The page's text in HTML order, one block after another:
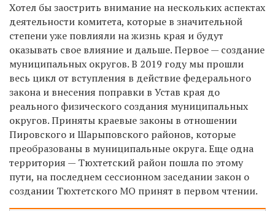
Хотел бы заострить внимание на нескольких аспектах
деятельности комитета, которые в значительной
степени уже повлияли на жизнь края и будут
оказывать свое влияние и дальше. Первое — создание
муниципальных округов. В 2019 году мы прошли
весь цикл от вступления в действие федерального
закона и внесения поправки в Устав края до
реального физического создания муниципальных
округов. Приняты краевые законы в отношении
Пировского и Шарыповского районов, которые
преобразованы в муниципальные округа. Еще одна
территория — Тюхтетский район пошла по этому
пути, на последнем сессионном заседании закон о
создании Тюхтетского МО принят в первом чтении.